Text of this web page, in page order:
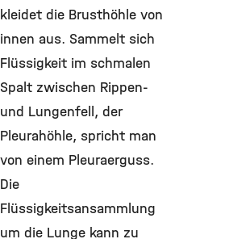
kleidet die Brusthöhle von
innen aus. Sammelt sich
Flüssigkeit im schmalen
Spalt zwischen Rippen-
und Lungenfell, der
Pleurahöhle, spricht man
von einem Pleuraerguss.
Die
Flüssigkeitsansammlung
um die Lunge kann zu